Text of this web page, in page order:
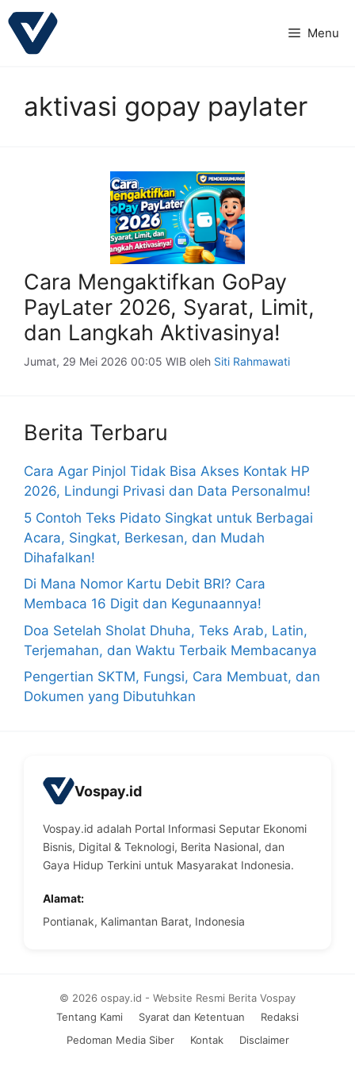
Langsung
ke
Menu
aktivasi gopay paylater
Cara Mengaktifkan GoPay
PayLater 2026, Syarat, Limit,
dan Langkah Aktivasinya!
Jumat, 29 Mei 2026 00:05 WIB oleh Siti Rahmawati
Berita Terbaru
Cara Agar Pinjol Tidak Bisa Akses Kontak HP
2026, Lindungi Privasi dan Data Personalmu!
5 Contoh Teks Pidato Singkat untuk Berbagai
Acara, Singkat, Berkesan, dan Mudah
Dihafalkan!
Di Mana Nomor Kartu Debit BRI? Cara
Membaca 16 Digit dan Kegunaannya!
Doa Setelah Sholat Dhuha, Teks Arab, Latin,
Terjemahan, dan Waktu Terbaik Membacanya
Pengertian SKTM, Fungsi, Cara Membuat, dan
Dokumen yang Dibutuhkan
Vospay.id
Vospay.id adalah Portal Informasi Seputar Ekonomi
Bisnis, Digital & Teknologi, Berita Nasional, dan
Gaya Hidup Terkini untuk Masyarakat Indonesia.
Alamat:
Pontianak, Kalimantan Barat, Indonesia
Tentang Kami Syarat dan Ketentuan
Redaksi
Pedoman Media Siber
Kontak Disclaimer
© 2026 ospay.id - Website Resmi Berita Vospay